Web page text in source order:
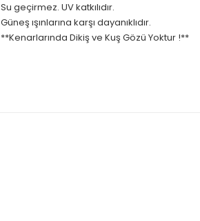
Su geçirmez. UV katkılıdır.
Güneş ışınlarına karşı dayanıklıdır.
**Kenarlarında Dikiş ve Kuş Gözü Yoktur !**